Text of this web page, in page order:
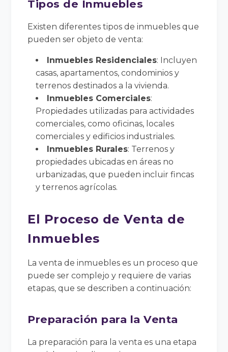
Tipos de Inmuebles
Existen diferentes tipos de inmuebles que
pueden ser objeto de venta:
Inmuebles Residenciales: Incluyen
casas, apartamentos, condominios y
terrenos destinados a la vivienda.
Inmuebles Comerciales:
Propiedades utilizadas para actividades
comerciales, como oficinas, locales
comerciales y edificios industriales.
Inmuebles Rurales: Terrenos y
propiedades ubicadas en áreas no
urbanizadas, que pueden incluir fincas
y terrenos agrícolas.
El Proceso de Venta de
Inmuebles
La venta de inmuebles es un proceso que
puede ser complejo y requiere de varias
etapas, que se describen a continuación:
Preparación para la Venta
La preparación para la venta es una etapa